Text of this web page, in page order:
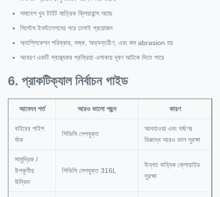
সমাবেশ খুব টাইট মাত্রিক ক্লিয়ারান্স আছে
সিস্টেম ইনস্টলেশনের পরে ঢালাই প্রয়োজন
অ্যাপ্লিকেশন পরিষ্কার, শুষ্ক, অভ্যন্তরীণ, এবং কম abrasion হয়
আবরণ একটি স্বাস্থ্যকর প্রক্রিয়া এলাকায় দূষণ আটকে দিতে পারে
6. প্রাকটিক্যাল নির্বাচন গাইড
আবেদন শর্ত আরও ভালো পছন্দ কারণ
বাইরের পাইপ
র্যাক
পিভিসি লেপযুক্ত
আবহাওয়া এবং ঘর্ষণের
বিরুদ্ধে আরও ভাল সুরক্ষা
সামুদ্রিক /
উপকূলীয়
উদ্ভিদ
পিভিসি লেপযুক্ত 316L
উন্নত বাহ্যিক ক্লোরাইড
সুরক্ষা